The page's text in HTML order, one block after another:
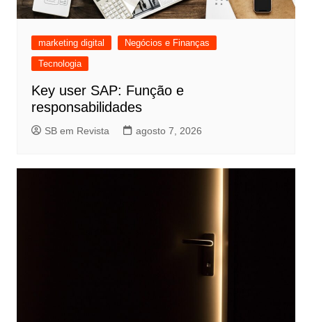
marketing digital
Negócios e Finanças
Tecnologia
Key user SAP: Função e
responsabilidades
SB em Revista agosto 7, 2026